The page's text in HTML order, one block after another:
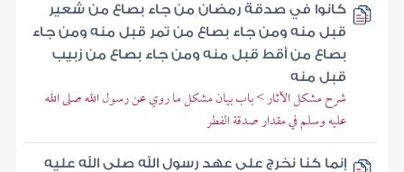
كانوا في صدقة رمضان من جاء بصاع من شعير
قبل منه ومن جاء بصاع من تمر قبل منه ومن جاء
بصاع من أقط قبل منه ومن جاء بصاع من زبيب
قبل منه
شرح مشكل الآثار > باب بيان مشكل ما روي عن رسول الله صلى الله
عليه وسلم في مقدار صدقة الفطر
إنما كنا نخرج على عهد رسول الله صلى الله عليه